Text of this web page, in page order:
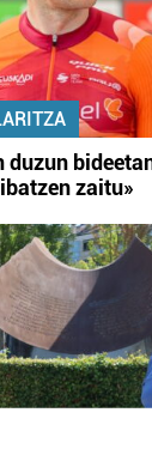
duzun
zaitu»